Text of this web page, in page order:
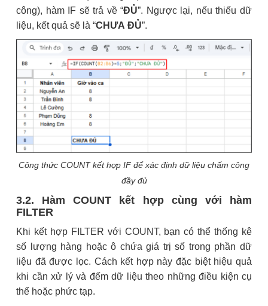
công), hàm IF sẽ trả về “ĐỦ”. Ngược lại, nếu thiếu dữ
liệu, kết quả sẽ là “CHƯA ĐỦ”.
Công thức COUNT kết hợp IF để xác định dữ liệu chấm công
đầy đủ
3.2. Hàm COUNT kết hợp cùng với hàm
FILTER
Khi kết hợp FILTER với COUNT, bạn có thể thống kê
số lượng hàng hoặc ô chứa giá trị số trong phần dữ
liệu đã được lọc. Cách kết hợp này đặc biệt hiệu quả
khi cần xử lý và đếm dữ liệu theo những điều kiện cụ
thể hoặc phức tạp.